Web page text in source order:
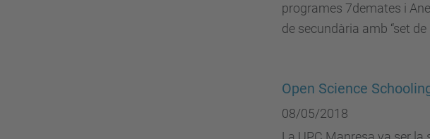
programes 7demates i
de secundària amb “set
Open Science
08/05/2018